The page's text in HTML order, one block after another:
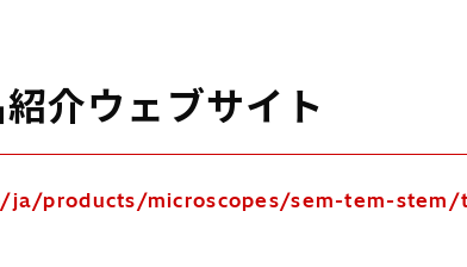
介ウェブサイト
products/microscopes/sem-tem-